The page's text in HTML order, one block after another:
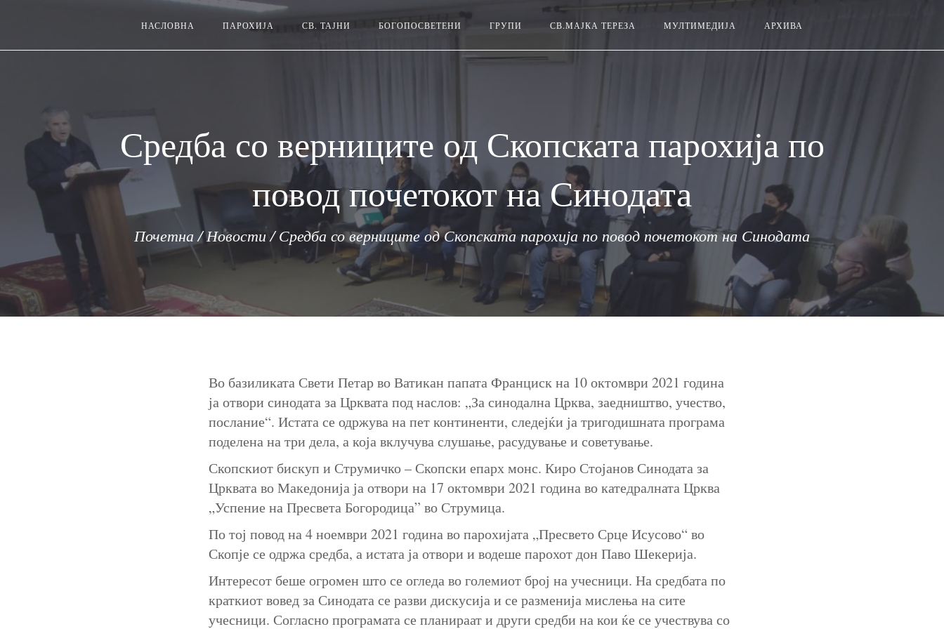
НАСЛОВНА ПАРОХИЈА СВ. ТАЈНИ БОГОПОСВЕТЕНИ ГРУПИ СВ.МАЈКА ТЕРЕЗА МУЛТИМЕДИЈА АРХИВА
Средба со верниците од Скопската парохија по
повод почетокот на Синодата
Почетна/Новости/Средба со верниците од Скопската парохија по повод почетокот на Синодата
Во базиликата Свети Петар во Ватикан папата Франциск на 10 октомври 2021 година
ја отвори синодата за Црквата под наслов: „За синодална Црква, заедништво, учество,
послание“. Истата се одржува на пет континенти, следејќи ја тригодишната програма
поделена на три дела, а која вклучува слушање, расудување и советување.
Скопскиот бискуп и Струмичко – Скопски епарх монс. Киро Стојанов Синодата за
Црквата во Македонија ја отвори на 17 октомври 2021 година во катедралната Црква
„Успение на Пресвета Богородица” во Струмица.
По тој повод на 4 ноември 2021 година во парохијата „Пресвето Срце Исусово“ во
Скопје се одржа средба, а истата ја отвори и водеше парохот дон Паво Шекерија.
Интересот беше огромен што се огледа во големиот број на учесници. На средбата по
краткиот вовед за Синодата се разви дискусија и се разменија мислења на сите
учесници. Согласно програмата се планираат и други средби на кои ќе се учествува со